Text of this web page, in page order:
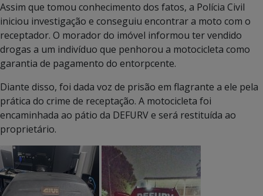
Assim que tomou conhecimento dos fatos, a Polícia Civil
iniciou investigação e conseguiu encontrar a moto com o
receptador. O morador do imóvel informou ter vendido
drogas a um indivíduo que penhorou a motocicleta como
garantia de pagamento do entorpcente.
Diante disso, foi dada voz de prisão em flagrante a ele pela
prática do crime de receptação. A motocicleta foi
encaminhada ao pátio da DEFURV e será restituída ao
proprietário.